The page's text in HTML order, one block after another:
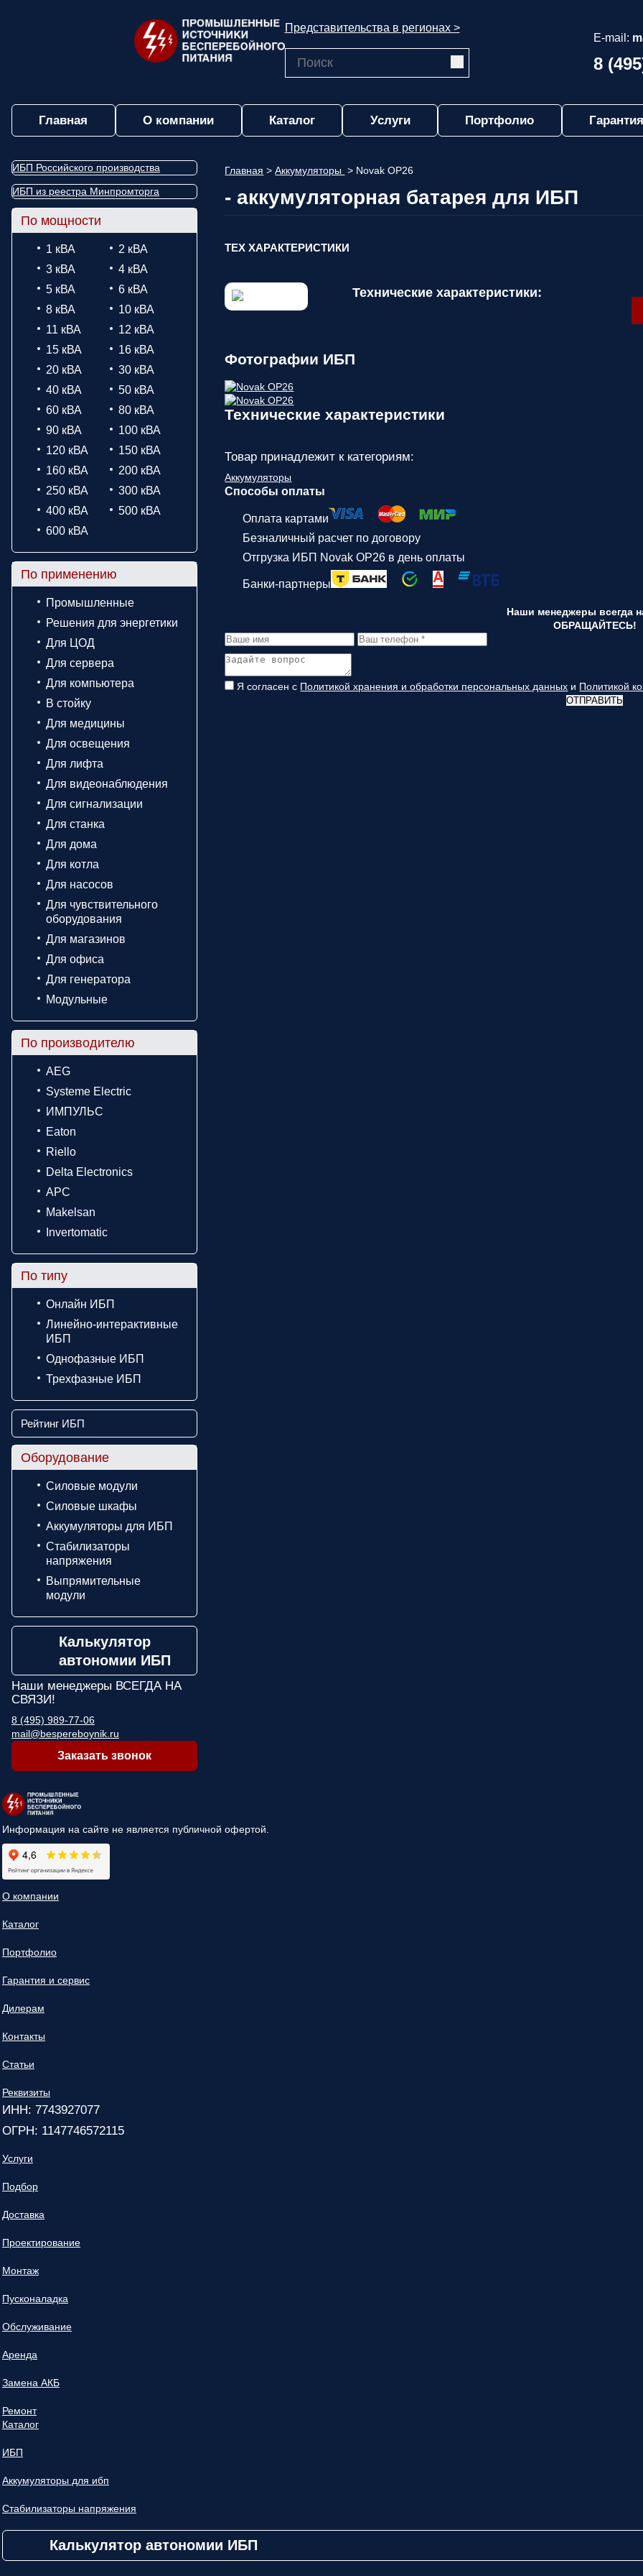
Представительства в регионах >
E-mail:
8
Главная О компании Каталог Услуги Портфолио
ИБП Российского производства
ИБП из реестра Минпромторга
По мощности
1 кВА
2 кВА
3 кВА
4 кВА
5 кВА
6 кВА
8 кВА
10 кВА
11 кВА
12 кВА
15 кВА
16 кВА
20 кВА
30 кВА
40 кВА
50 кВА
60 кВА
80 кВА
90 кВА
100 кВА
120 кВА
150 кВА
160 кВА
200 кВА
250 кВА
300 кВА
400 кВА
500 кВА
600 кВА
По применению
Промышленные
Решения для энергетики
Для ЦОД
Для сервера
Для компьютера
В стойку
Для медицины
Для освещения
Для лифта
Для видеонаблюдения
Для сигнализации
Для станка
Для дома
Для котла
Для насосов
Для чувствительного
оборудования
Для магазинов
Для офиса
Для генератора
Модульные
По производителю
AEG
Systeme Electric
ИМПУЛЬС
Eaton
Riello
Delta Electronics
APC
Makelsan
Invertomatic
По типу
Онлайн ИБП
Линейно-интерактивные
ИБП
Однофазные ИБП
Трехфазные ИБП
Рейтинг ИБП
Оборудование
Силовые модули
Силовые шкафы
Аккумуляторы для ИБП
Стабилизаторы
напряжения
Выпрямительные
модули
Калькулятор
автономии ИБП
Наши менеджеры ВСЕГДА НА
СВЯЗИ!
8 (495) 989-77-06
mail@bespereboynik.ru
Заказать звонок
Главная > Аккумуляторы > Novak ОР26
- аккумуляторная батарея для ИБП
ТЕХ ХАРАКТЕРИСТИКИ
Технические характеристики:
Фотографии ИБП
Технические характеристики
Товар принадлежит к категориям:
Аккумуляторы
Способы оплаты
Оплата картами
Безналичный расчет по договору
Отгрузка ИБП Novak ОР26 в день оплаты
Банки-партнеры
Наши менеджеры всегда
ОБРАЩАЙТЕСЬ!
Я согласен с Политикой хранения и обработки персональных данных и Политикой
ОТПРАВИТЬ
Информация на сайте не является публичной офертой.
О компании
Каталог
Портфолио
Гарантия и сервис
Дилерам
Контакты
Статьи
Реквизиты
ИНН: 7743927077
ОГРН: 1147746572115
Услуги
Подбор
Доставка
Проектирование
Монтаж
Пусконаладка
Обслуживание
Аренда
Замена АКБ
Ремонт
Каталог
ИБП
Аккумуляторы для ибп
Стабилизаторы напряжения
Калькулятор автономии ИБП